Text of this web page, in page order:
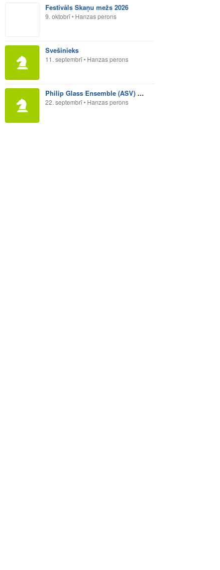
Festivāls Skaņu mežs 2026
9. oktobrī• Hanzas perons
Svešinieks
11. septembrī• Hanzas perons
Philip Glass Ensemble (ASV) Glassworks
22. septembrī• Hanzas perons